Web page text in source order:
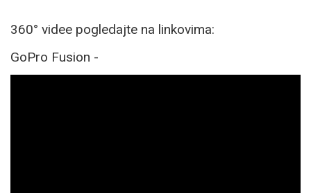
360° videe pogledajte na linkovima:
GoPro Fusion -